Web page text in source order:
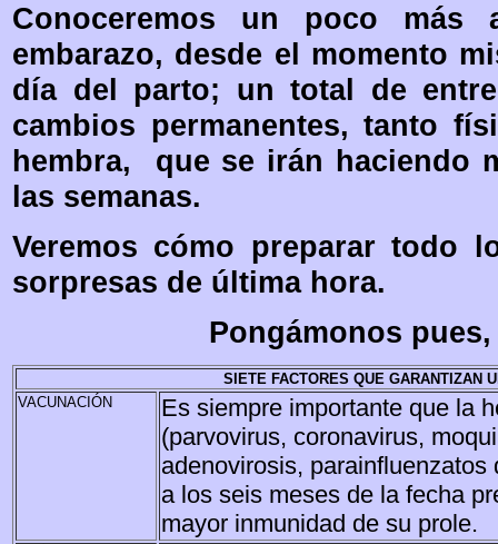
Conoceremos un poco
embarazo, desde el momento
día del parto; un total de
cambios permanentes, tanto
hembra, que se irán haciendo
las semanas.
Veremos cómo preparar todo
sorpresas de última hora.
Pongámonos
SIETE FACTORES QUE GARANTIZAN
VACUNACIÓN
Es siempre importante que la
(parvovirus, coronavirus,
adenovirosis,
a los seis meses de la fecha
mayor inmunidad de su prole.